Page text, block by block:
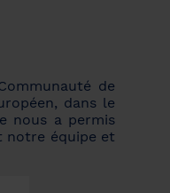
de
dans le
nous a permis
notre équipe et